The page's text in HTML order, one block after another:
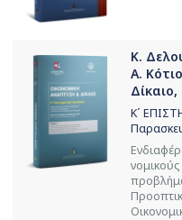
Κ.
Α.
Δίκαιο,
Κ΄